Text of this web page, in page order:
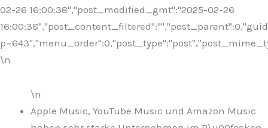
02-26 16:00:38","post_modified_gmt":"2025-02-26
\n
\n
Apple Music, YouTube Music und Amazon Music